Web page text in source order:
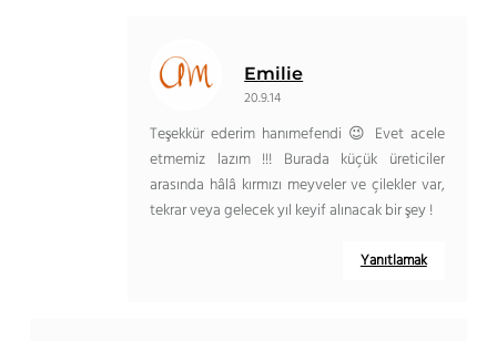
Emilie
20.9.14
Teşekkür ederim hanımefendi 😉 Evet acele
etmemiz lazım !!! Burada küçük üreticiler
arasında hâlâ kırmızı meyveler ve çilekler var,
tekrar veya gelecek yıl keyif alınacak bir şey !
Yanıtlamak